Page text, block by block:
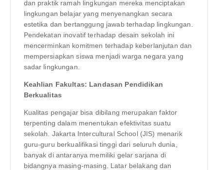
dan praktik ramah lingkungan mereka menciptakan
lingkungan belajar yang menyenangkan secara
estetika dan bertanggung jawab terhadap lingkungan.
Pendekatan inovatif terhadap desain sekolah ini
mencerminkan komitmen terhadap keberlanjutan dan
mempersiapkan siswa menjadi warga negara yang
sadar lingkungan.
Keahlian Fakultas: Landasan Pendidikan
Berkualitas
Kualitas pengajar bisa dibilang merupakan faktor
terpenting dalam menentukan efektivitas suatu
sekolah. Jakarta Intercultural School (JIS) menarik
guru-guru berkualifikasi tinggi dari seluruh dunia,
banyak di antaranya memiliki gelar sarjana di
bidangnya masing-masing. Latar belakang dan